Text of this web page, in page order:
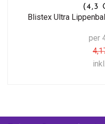
(4,3
Blistex Ultra
per